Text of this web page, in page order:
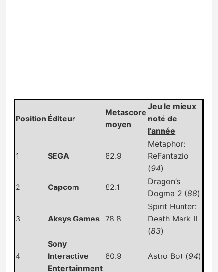
Position Éditeur
Metascore
moyen
Jeu le mieux
noté de
l’année
1 SEGA 82.9
Metaphor:
ReFantazio
(94)
2
Capcom 82.1
Dragon’s
Dogma 2 (88)
3 Aksys Games 78.8
Spirit Hunter:
Death Mark II
(83)
4
Sony
Interactive
Entertainment
80.9 Astro Bot (94)